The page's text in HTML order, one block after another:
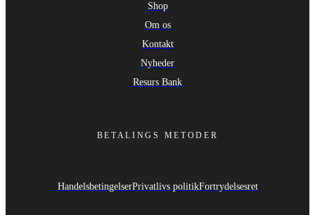
Shop
Om os
Kontakt
Nyheder
Resurs Bank
BETALINGS METODER
HandelsbetingelserPrivatlivs politikFortrydelsesret